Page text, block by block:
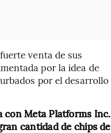
venta de sus
por la idea de
por el desarrollo
con Meta Platforms Inc.
cantidad de chips de